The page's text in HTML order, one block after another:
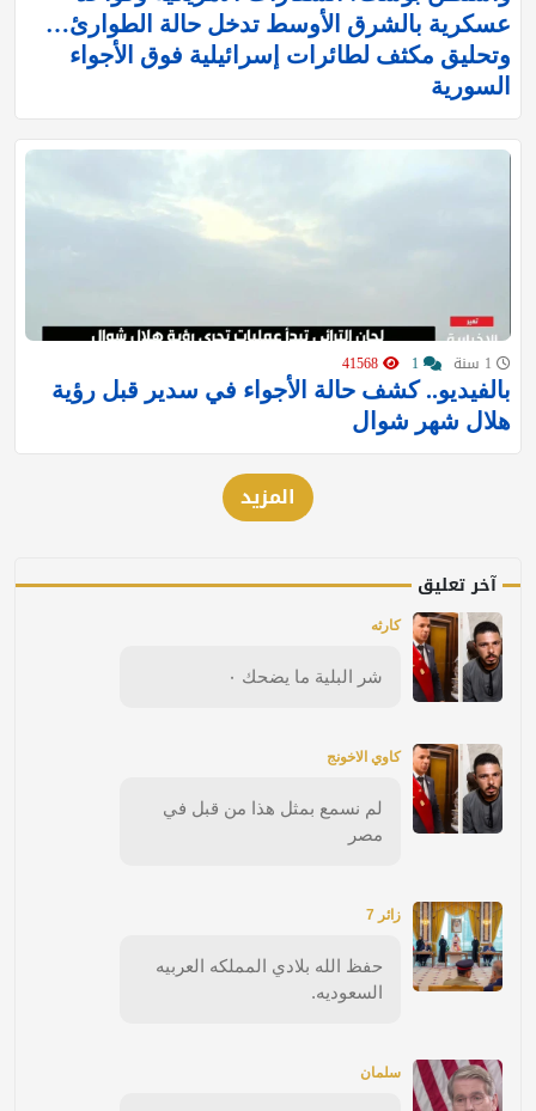
عسكرية بالشرق الأوسط تدخل حالة الطوارئ…
وتحليق مكثف لطائرات إسرائيلية فوق الأجواء
السورية
بالفيديو.. كشف حالة الأجواء في سدير قبل رؤية
هلال شهر شوال
المزيد
آخر تعليق
كارثه
شر البلية ما يضحك ٠
كاوي الاخونج
لم نسمع بمثل هذا من قبل في
مصر
زائر 7
حفظ الله بلادي المملكه العربيه
السعوديه.
سلمان